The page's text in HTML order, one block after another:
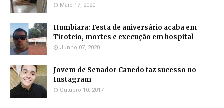
Maio 17, 2020
Itumbiara: Festa de aniversário acaba em
Tiroteio, mortes e execução em hospital
Junho 07, 2020
Jovem de Senador Canedo faz sucesso no
Instagram
Outubro 10, 2017